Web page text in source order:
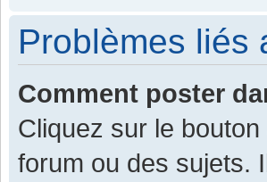
Problèmes liés
Comment poster
Cliquez sur le
forum ou des sujets.